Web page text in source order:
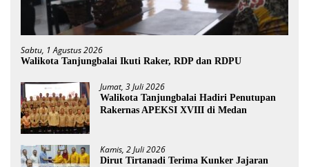
Sabtu, 1 Agustus 2026
Walikota Tanjungbalai Ikuti Raker, RDP dan RDPU
Jumat, 3 Juli 2026
Walikota Tanjungbalai Hadiri Penutupan
Rakernas APEKSI XVIII di Medan
Kamis, 2 Juli 2026
Dirut Tirtanadi Terima Kunker Jajaran